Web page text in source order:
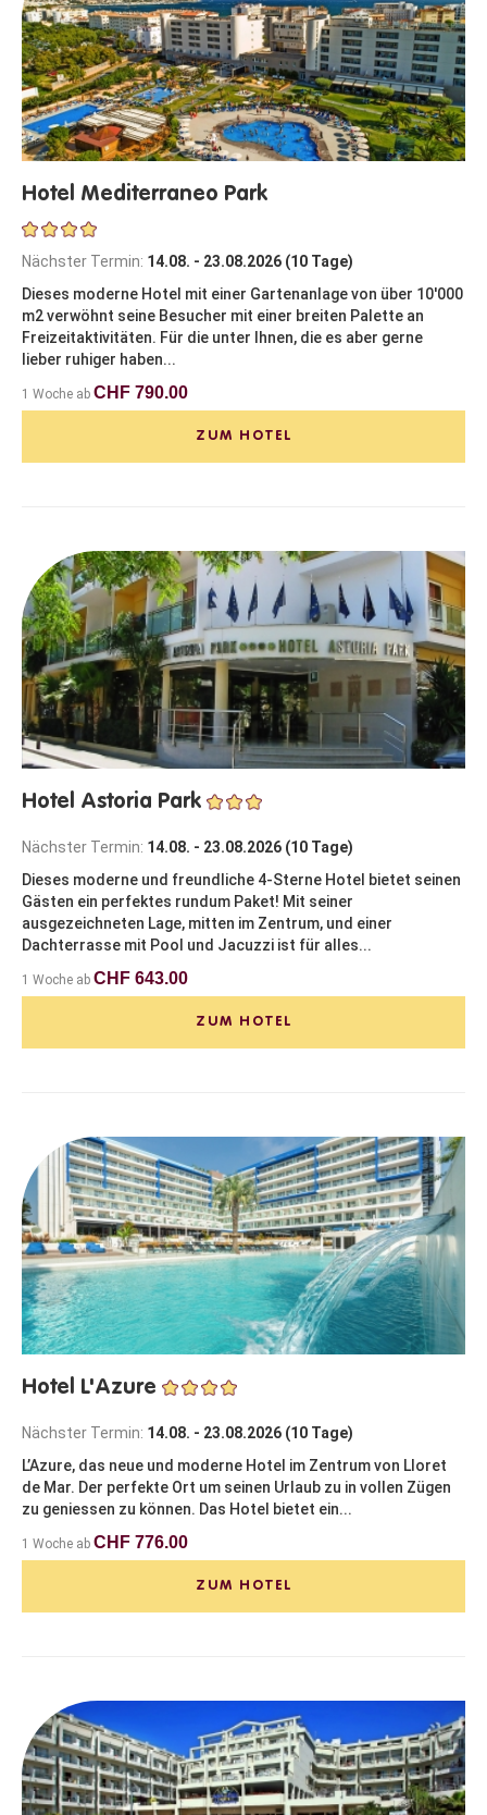
Hotel Mediterraneo Park
Nächster Termin: 14.08. - 23.08.2026 (10 Tage)
Dieses moderne Hotel mit einer Gartenanlage von über 10'000
m2 verwöhnt seine Besucher mit einer breiten Palette an
Freizeitaktivitäten. Für die unter Ihnen, die es aber gerne
lieber ruhiger haben...
1 Woche ab CHF 790.00
ZUM HOTEL
Hotel Astoria Park
Nächster Termin: 14.08. - 23.08.2026 (10 Tage)
Dieses moderne und freundliche 4-Sterne Hotel bietet seinen
Gästen ein perfektes rundum Paket! Mit seiner
ausgezeichneten Lage, mitten im Zentrum, und einer
Dachterrasse mit Pool und Jacuzzi ist für alles...
1 Woche ab CHF 643.00
ZUM HOTEL
Hotel L'Azure
Nächster Termin: 14.08. - 23.08.2026 (10 Tage)
L’Azure, das neue und moderne Hotel im Zentrum von Lloret
de Mar. Der perfekte Ort um seinen Urlaub zu in vollen Zügen
zu geniessen zu können. Das Hotel bietet ein...
1 Woche ab CHF 776.00
ZUM HOTEL